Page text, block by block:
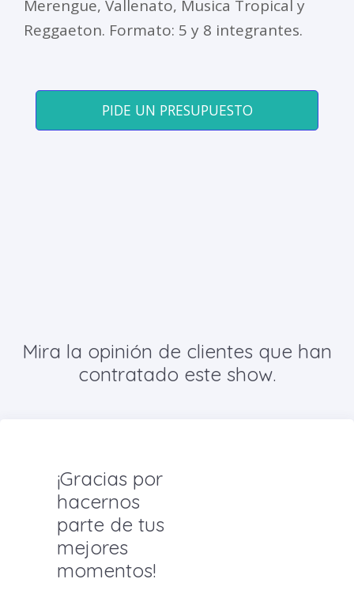
Merengue, Vallenato, Musica Tropical y
Reggaeton. Formato: 5 y 8 integrantes.
PIDE UN PRESUPUESTO
Mira la opinión de clientes que han
contratado este show.
¡Gracias por
hacernos
parte de tus
mejores
momentos!